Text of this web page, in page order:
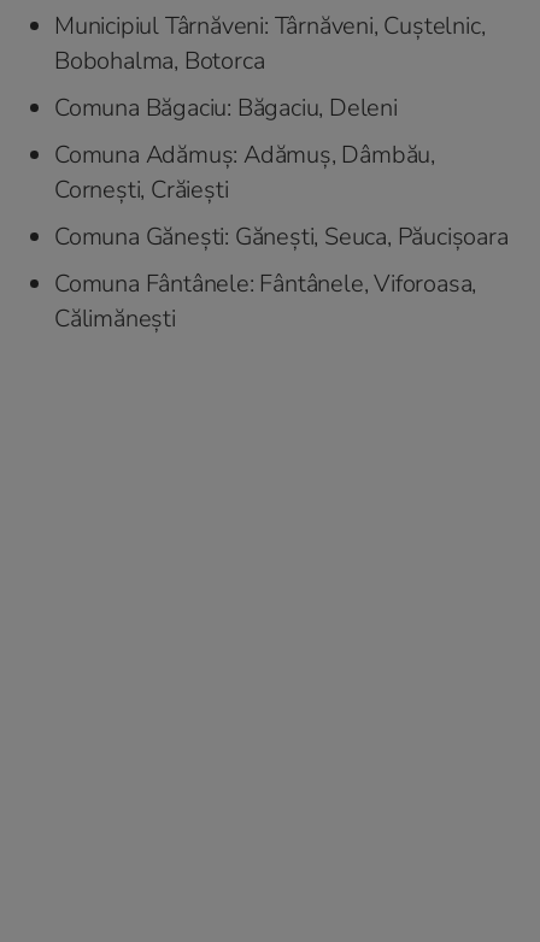
Municipiul Târnăveni: Târnăveni, Cuștelnic,
Bobohalma, Botorca
Comuna Băgaciu: Băgaciu, Deleni
Comuna Adămuș: Adămuș, Dâmbău,
Cornești, Crăiești
Comuna Gănești: Gănești, Seuca, Păucișoara
Comuna Fântânele: Fântânele, Viforoasa,
Călimănești